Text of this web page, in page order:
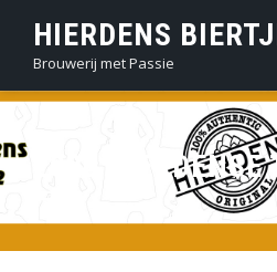
over
ga
naar
inhoud
HIERDENS
Brouwerij met Passie
2020 HIERDENSE